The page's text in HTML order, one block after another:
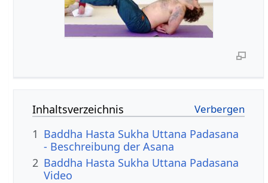
Inhaltsverzeichnis
1 Baddha Hasta Sukha Uttana Padasana
- Beschreibung der Asana
2 Baddha Hasta Sukha Uttana Padasana
Video